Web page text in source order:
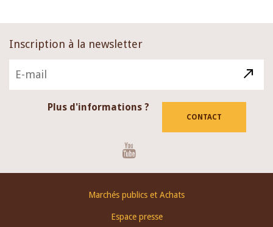
Inscription à la newsletter
Plus d'informations ?
CONTACT
Marchés publics et Achats
Espace presse